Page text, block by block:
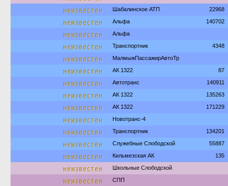
неизвестен
Шабалинское АТП 22968
неизвестен Альфа 140702
неизвестен Альфа
неизвестен Транспортник 4348
неизвестен МалмыжПассажирАвтоТр
неизвестен АК 1322 87
неизвестен Автотранс 140911
неизвестен АК 1322 135263
неизвестен АК 1322 171229
неизвестен Новотранс-4
неизвестен Транспортник 134201
неизвестен Служебные Слободской 55887
неизвестен Кильмезская АК 135
неизвестен Школьные Слободской
неизвестен СПП